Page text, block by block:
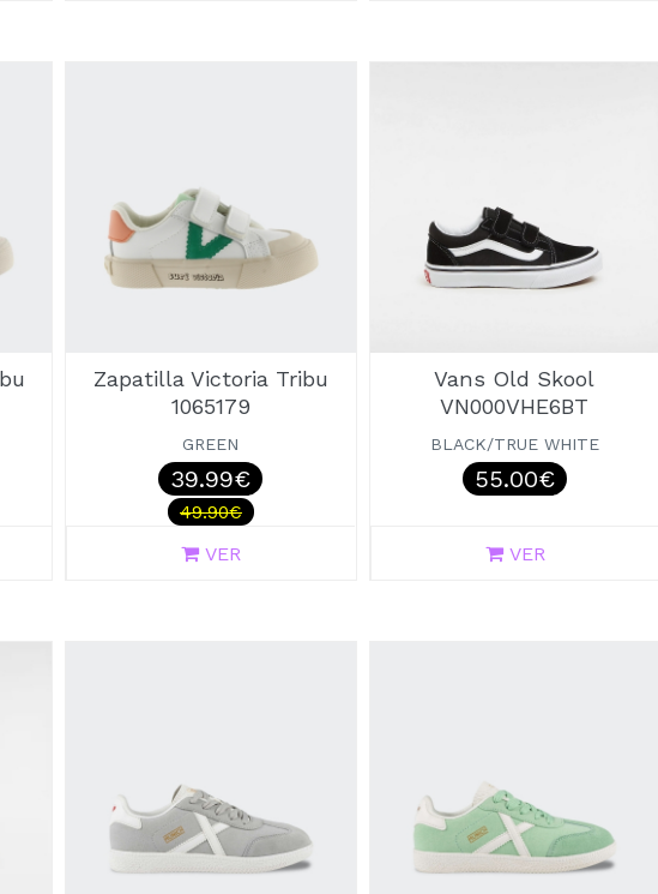
Zapatilla Victoria Tribu
1065179
GREEN
39.99€
49.90€
VER
Vans Old Skool
VN000VHE6BT
BLACK/TRUE WHITE
55.00€
VER